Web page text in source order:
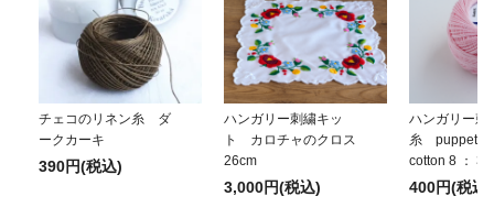
チェコのリネン糸 ダ
ークカーキ
390円(税込)
ハンガリー刺繍キッ
ト カロチャのクロス
26cm
3,000円(税込)
ハンガリー刺
糸 puppets
cotton 8 ：
400円(税込)